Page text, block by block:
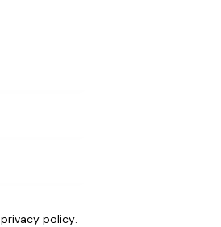
privacy policy.